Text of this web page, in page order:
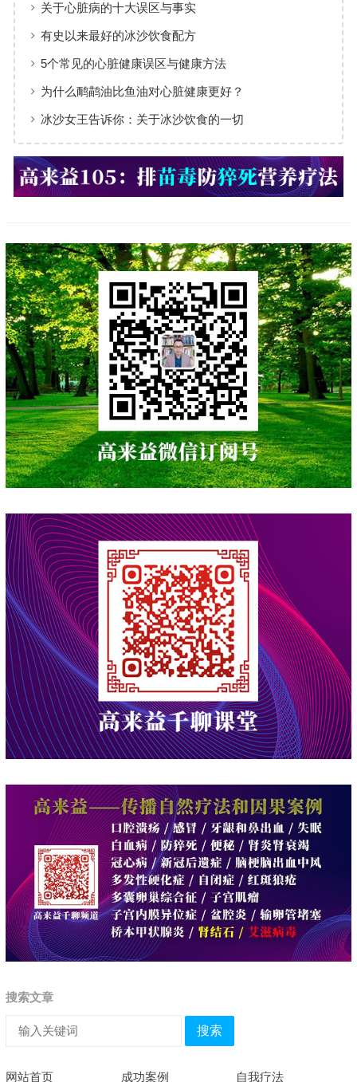
关于心脏病的十大误区与事实
有史以来最好的冰沙饮食配方
5个常见的心脏健康误区与健康方法
为什么鸸鹋油比鱼油对心脏健康更好？
冰沙女王告诉你：关于冰沙饮食的一切
搜索文章
搜索
网站首页 成功案例 自我疗法